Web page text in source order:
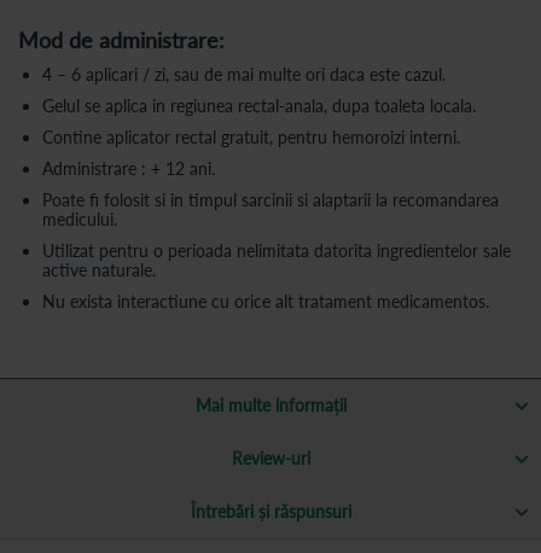
Mod de administrare:
4 – 6 aplicari / zi, sau de mai multe ori daca este cazul.
Gelul se aplica in regiunea rectal-anala, dupa toaleta locala.
Contine aplicator rectal gratuit, pentru hemoroizi interni.
Administrare : + 12 ani.
Poate fi folosit si in timpul sarcinii si alaptarii la recomandarea
medicului.
Utilizat pentru o perioada nelimitata datorita ingredientelor sale
active naturale.
Nu exista interactiune cu orice alt tratament medicamentos.
Mai multe informații
Review-uri
Întrebări și răspunsuri